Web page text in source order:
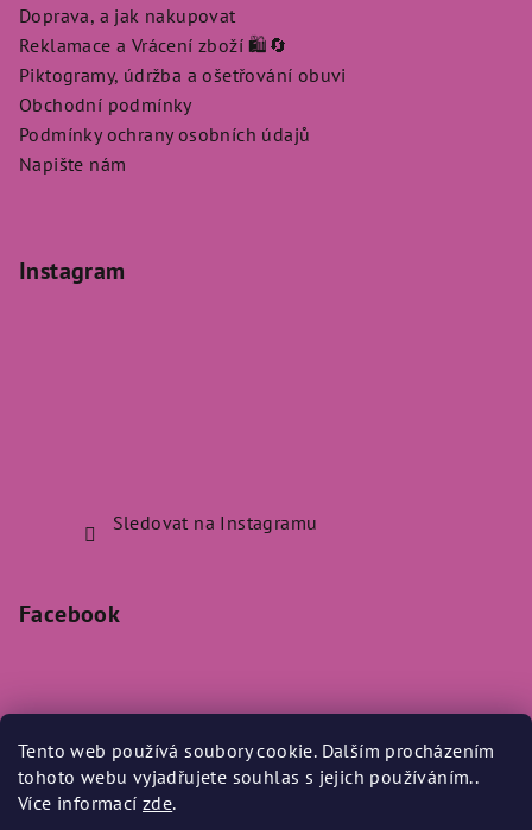
Tento web používá soubory cookie. Dalším procházením
tohoto webu vyjadřujete souhlas s jejich používáním..
Více informacízde.
Doprava, a jak nakupovat
Reklamace a Vrácení zboží 🛍️🔄
Piktogramy, údržba a ošetřování obuvi
Obchodní podmínky
Podmínky ochrany osobních údajů
Napište nám
Instagram
Sledovat na Instagramu
Facebook
Přijímáme online platby